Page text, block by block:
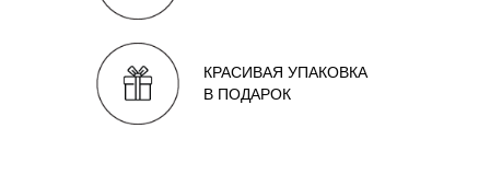
КРАСИВАЯ УПАКОВКА
В ПОДАРОК